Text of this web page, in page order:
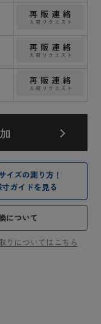
イズの測り方！
寸ガイドを見る
について
りについてはこちら